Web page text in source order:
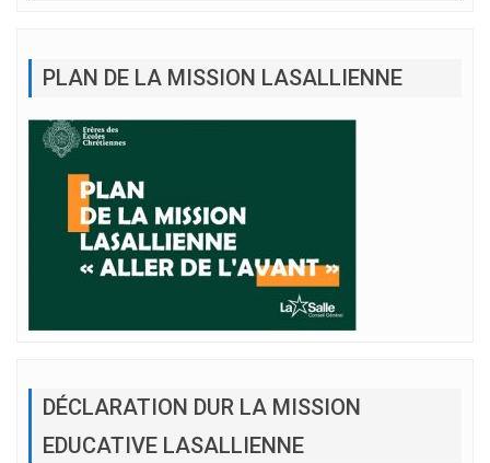
PLAN DE LA MISSION LASALLIENNE
DÉCLARATION DUR LA MISSION
EDUCATIVE LASALLIENNE